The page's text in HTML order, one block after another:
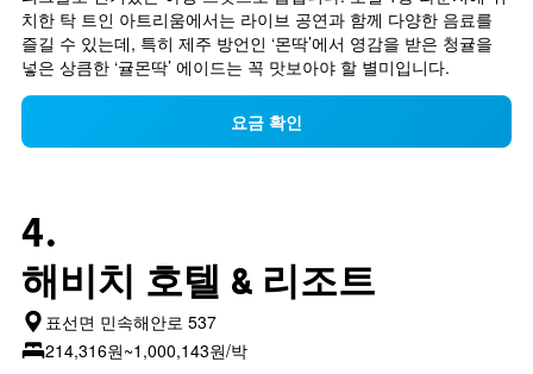
치한 탁 트인 아트리움에서는 라이브 공연과 함께 다양한 음료를
즐길 수 있는데, 특히 제주 방언인 ‘몬딱’에서 영감을 받은 청귤을
넣은 상큼한 ‘귤몬딱’ 에이드는 꼭 맛보아야 할 별미입니다.
요금 확인
4.
해비치 호텔 & 리조트
표선면 민속해안로 537
214,316원~1,000,143원/박